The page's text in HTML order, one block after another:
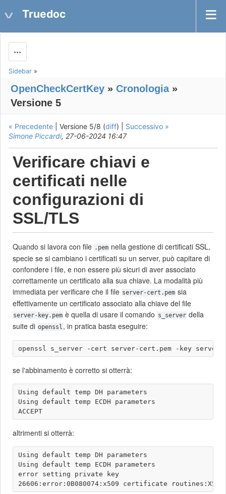
Truedoc
Sidebar »
OpenCheckCertKey » Cronologia»
Versione 5
« Precedente | Versione 5/8 (diff) | Successivo »
Simone Piccardi, 27-06-2024 16:47
Verificare chiavi e
certificati nelle
configurazioni di
SSL/TLS
Quando si lavora con file .pem nella gestione di certificati SSL,
specie se si cambiano i certificati su un server, può capitare di
confondere i file, e non essere più sicuri di aver associato
correttamente un certificato alla sua chiave. La modalità più
immediata per verificare che il file server-cert.pem sia
effettivamente un certificato associato alla chiave del file
server-key.pem è quella di usare il comando s_server della
suite di openssl , in pratica basta eseguire:
se l'abbinamento è corretto si otterrà:
Using default temp DH parameters
Using default temp ECDH parameters
altrimenti si otterrà:
Using default temp DH parameters
Using default temp ECDH parameters
error setting private key